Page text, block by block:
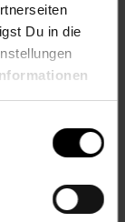
Du in die